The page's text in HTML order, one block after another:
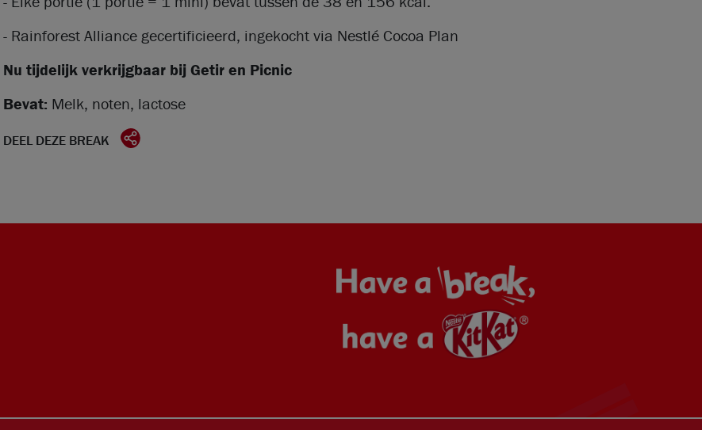
- Rainforest Alliance gecertificieerd, ingekocht via Nestlé Cocoa Plan
Nu tijdelijk verkrijgbaar bij Getir en Picnic
Bevat: Melk, noten, lactose
DEEL DEZE BREAK